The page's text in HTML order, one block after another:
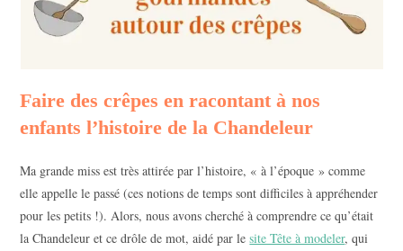
Faire des crêpes en racontant à nos
enfants l’histoire de la Chandeleur
Ma grande miss est très attirée par l’histoire, « à l’époque » comme
elle appelle le passé (ces notions de temps sont difficiles à appréhender
pour les petits !). Alors, nous avons cherché à comprendre ce qu’était
la Chandeleur et ce drôle de mot, aidé par lesite Tête à modeler, qui